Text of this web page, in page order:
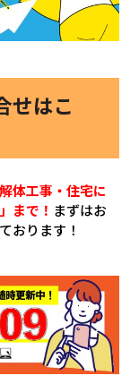
せはこ
解体工事・住宅に
まで！ まずはお
おります！